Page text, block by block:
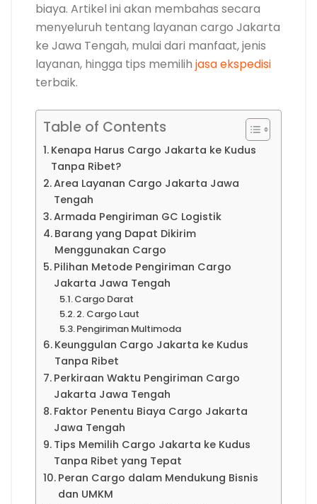
biaya. Artikel ini akan membahas secara
menyeluruh tentang layanan cargo Jakarta
ke Jawa Tengah, mulai dari manfaat, jenis
layanan, hingga tips memilih jasa ekspedisi
terbaik.
Table of Contents
Kenapa Harus Cargo Jakarta ke Kudus
Tanpa Ribet?
Area Layanan Cargo Jakarta Jawa
Tengah
Armada Pengiriman GC Logistik
Barang yang Dapat Dikirim
Menggunakan Cargo
Pilihan Metode Pengiriman Cargo
Jakarta Jawa Tengah
Cargo Darat
2. Cargo Laut
Pengiriman Multimoda
Keunggulan Cargo Jakarta ke Kudus
Tanpa Ribet
Perkiraan Waktu Pengiriman Cargo
Jakarta Jawa Tengah
Faktor Penentu Biaya Cargo Jakarta
Jawa Tengah
Tips Memilih Cargo Jakarta ke Kudus
Tanpa Ribet yang Tepat
Peran Cargo dalam Mendukung Bisnis
dan UMKM